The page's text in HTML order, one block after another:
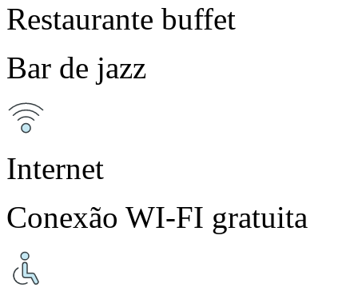
Restaurante buffet
Bar de jazz
Internet
Conexão WI-FI gratuita